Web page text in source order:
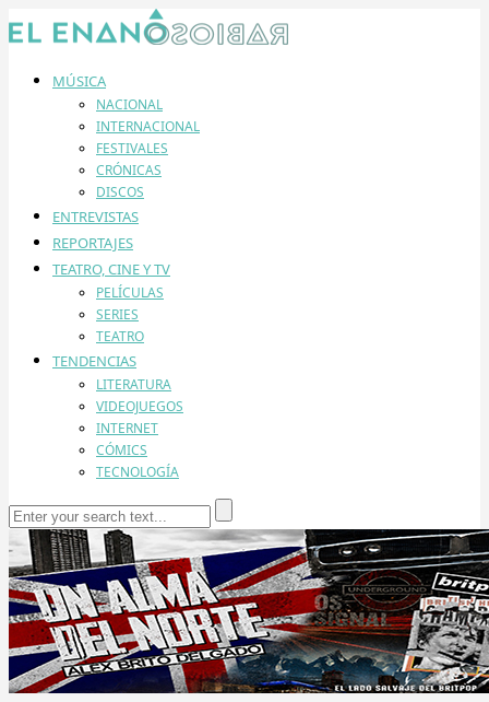
MÚSICA
NACIONAL
INTERNACIONAL
FESTIVALES
CRÓNICAS
DISCOS
ENTREVISTAS
REPORTAJES
TEATRO, CINE Y TV
PELÍCULAS
SERIES
TEATRO
TENDENCIAS
LITERATURA
VIDEOJUEGOS
INTERNET
CÓMICS
TECNOLOGÍA